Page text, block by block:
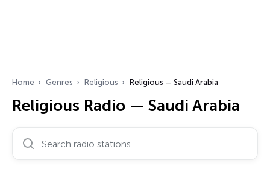
Home Genres Religious Religious — Saudi Arabia
Religious Radio — Saudi Arabia
Search radio stations…